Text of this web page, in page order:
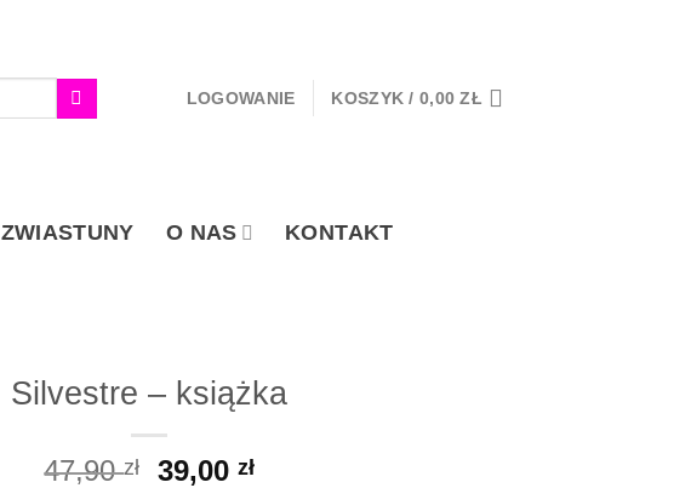
LOGOWANIE KOSZYK / 0,00ZŁ
ZWIASTUNY O NAS KONTAKT
Silvestre – książka
47,90zł
Pierwotna
39,00 złAktualna